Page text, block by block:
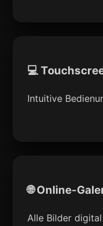
💻
Intuitive
🌐 Online-
Alle Bilder